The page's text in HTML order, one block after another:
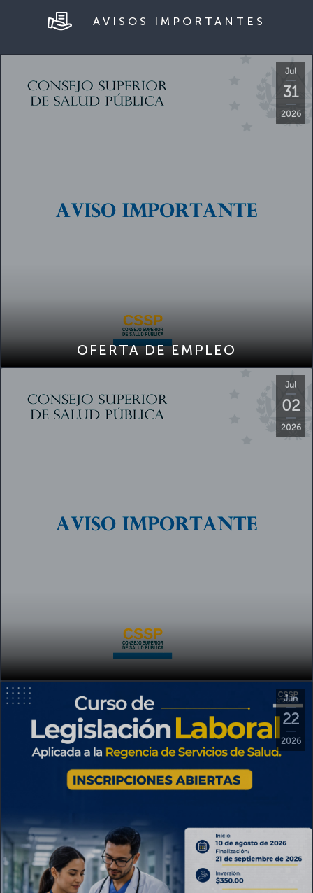
31
2026
OFERTA DE EMPLEO
02
2026
22
2026